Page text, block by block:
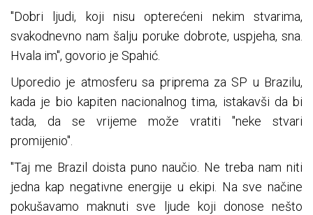
"Dobri ljudi, koji nisu opterećeni nekim stvarima,
svakodnevno nam šalju poruke dobrote, uspjeha, sna.
Hvala im", govorio je Spahić.
Uporedio je atmosferu sa priprema za SP u Brazilu,
kada je bio kapiten nacionalnog tima, istakavši da bi
tada, da se vrijeme može vratiti "neke stvari
promijenio".
"Taj me Brazil doista puno naučio. Ne treba nam niti
jedna kap negativne energije u ekipi. Na sve načine
pokušavamo maknuti sve ljude koji donose nešto